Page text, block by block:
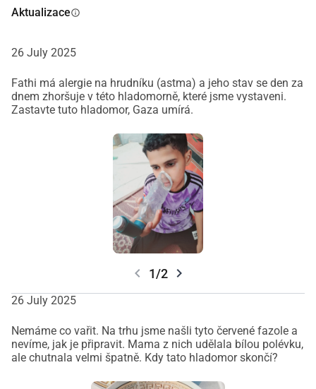
Aktualizaceinfo
26 July 2025
Fathi má alergie na hrudníku (astma) a jeho stav se den za
dnem zhoršuje v této hladomorně, které jsme vystaveni.
Zastavte tuto hladomor, Gaza umírá.
chevron_left 1/2 chevron_right
26 July 2025
Nemáme co vařit. Na trhu jsme našli tyto červené fazole a
nevíme, jak je připravit. Mama z nich udělala bílou polévku,
ale chutnala velmi špatně. Kdy tato hladomor skončí?